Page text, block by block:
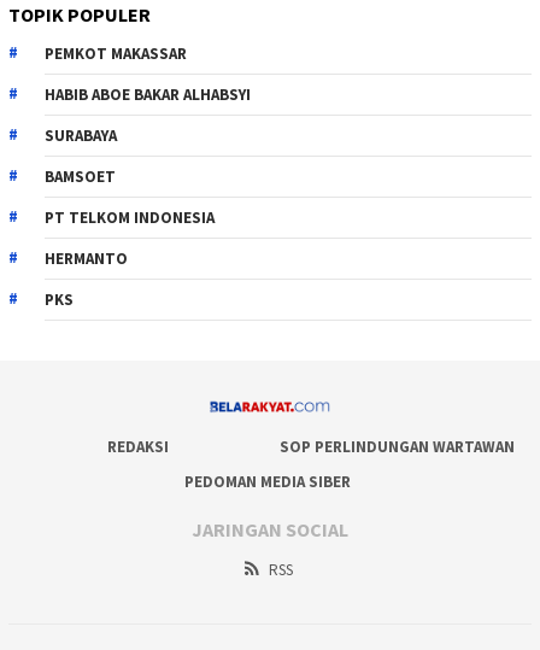
TOPIK POPULER
PEMKOT MAKASSAR
HABIB ABOE BAKAR ALHABSYI
SURABAYA
BAMSOET
PT TELKOM INDONESIA
HERMANTO
PKS
REDAKSI
SOP PERLINDUNGAN WARTAWAN
PEDOMAN MEDIA SIBER
JARINGAN SOCIAL
RSS